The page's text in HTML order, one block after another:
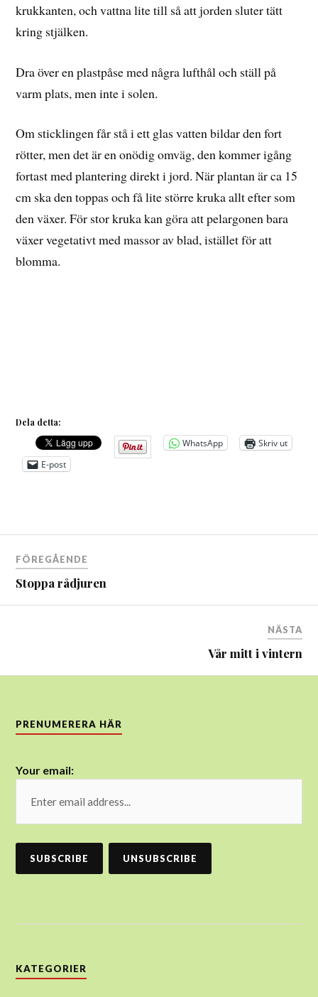
krukkanten, och vattna lite till så att jorden sluter tätt
kring stjälken.
Dra över en plastpåse med några lufthål och ställ på
varm plats, men inte i solen.
Om sticklingen får stå i ett glas vatten bildar den fort
rötter, men det är en onödig omväg, den kommer igång
fortast med plantering direkt i jord. När plantan är ca 15
cm ska den toppas och få lite större kruka allt efter som
den växer. För stor kruka kan göra att pelargonen bara
växer vegetativt med massor av blad, istället för att
blomma.
Dela detta:
WhatsApp
Skriv ut
E-post
Inläggsnavigering
FÖREGÅENDE
Stoppa rådjuren
NÄSTA
Vår mitt i vintern
PRENUMERERA HÄR
Your email:
KATEGORIER